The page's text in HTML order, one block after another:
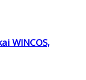
WINCOS,